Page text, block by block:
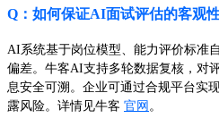
Q：如何保证AI面试评估的客观
AI系统基于岗位模型、能力评价标准
偏差。牛客AI支持多轮数据复核，对
息安全可溯。企业可通过合规平台实
露风险。详情见牛客 官网 。